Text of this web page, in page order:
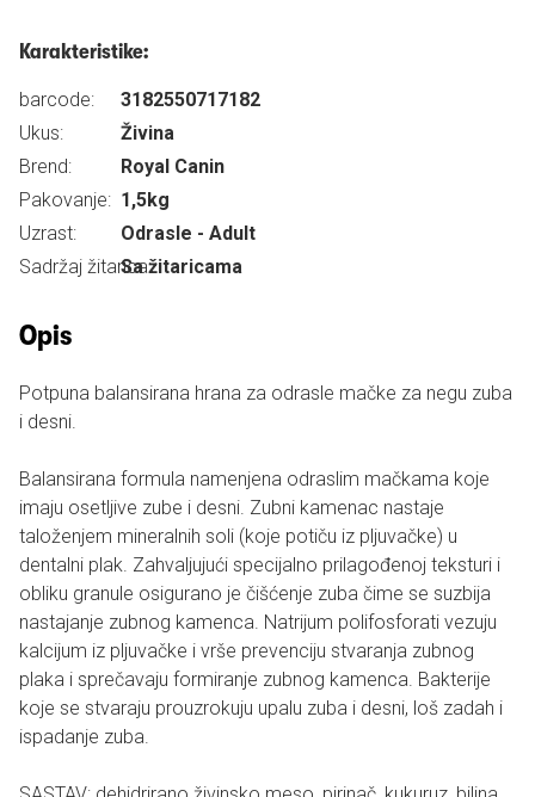
Karakteristike:
barcode:
3182550717182
Ukus:
Živina
Brend:
Royal Canin
Pakovanje: 1,5kg
Uzrast:
Odrasle - Adult
Sadržaj žitarica:Sa žitaricama
Opis
Potpuna balansirana hrana za odrasle mačke za negu zuba
i desni.
Balansirana formula namenjena odraslim mačkama koje
imaju osetljive zube i desni. Zubni kamenac nastaje
taloženjem mineralnih soli (koje potiču iz pljuvačke) u
dentalni plak. Zahvaljujući specijalno prilagođenoj teksturi i
obliku granule osigurano je čišćenje zuba čime se suzbija
nastajanje zubnog kamenca. Natrijum polifosforati vezuju
kalcijum iz pljuvačke i vrše prevenciju stvaranja zubnog
plaka i sprečavaju formiranje zubnog kamenca. Bakterije
koje se stvaraju prouzrokuju upalu zuba i desni, loš zadah i
ispadanje zuba.